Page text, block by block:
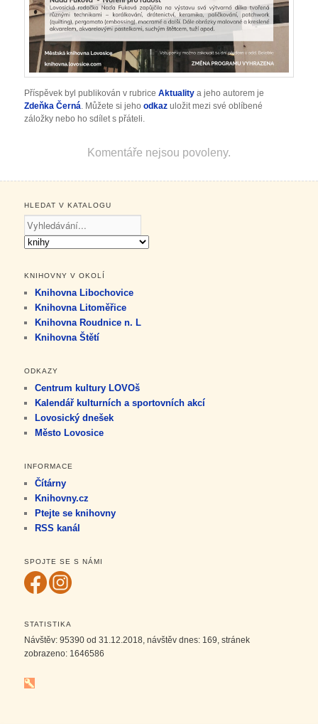
Příspěvek byl publikován v rubriceAktuality a jeho autorem je
Zdeňka Černá . Můžete si jehoodkaz uložit mezi své oblíbené
záložky nebo ho sdílet s přáteli.
Komentáře nejsou povoleny.
HLEDAT V KATALOGU
KNIHOVNY V OKOLÍ
Knihovna Libochovice
Knihovna Litoměřice
Knihovna Roudnice n. L
Knihovna Štětí
ODKAZY
Centrum kultury LOVOš
Kalendář kulturních a sportovních akcí
Lovosický dnešek
Město Lovosice
INFORMACE
Čítárny
Knihovny.cz
Ptejte se knihovny
RSS kanál
SPOJTE SE S NÁMI
STATISTIKA
Návštěv:95390 od 31.12.2018, návštěv dnes: 169, stránek
zobrazeno: 1646586